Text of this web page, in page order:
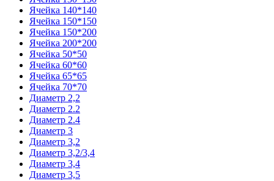
Ячейка 140*140
Ячейка 150*150
Ячейка 150*200
Ячейка 200*200
Ячейка 50*50
Ячейка 60*60
Ячейка 65*65
Ячейка 70*70
Диаметр 2,2
Диаметр 2.2
Диаметр 2.4
Диаметр 3
Диаметр 3,2
Диаметр 3,2/3,4
Диаметр 3,4
Диаметр 3,5